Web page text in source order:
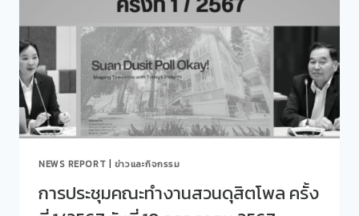
สวนดุสิต
(หน่วย
ตรง
นี้
คือ
(สวนดุสิต))”
จาก
NEWS REPORT ข่าวและกิจกรรม
การประชุมคณะทำงานสวนดุสิตโพล ครั้ง